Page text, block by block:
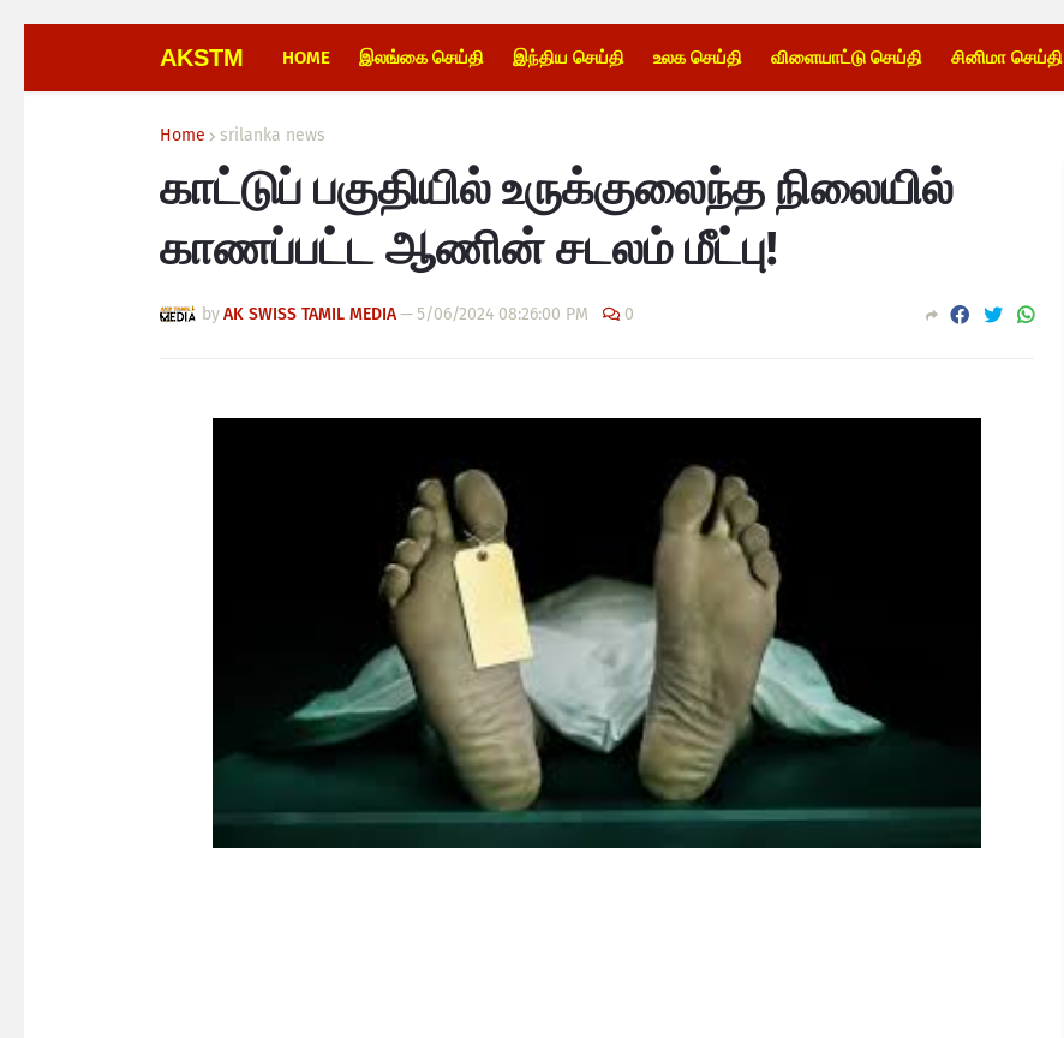
AKSTM HOME இலங்கை செய்தி இந்திய செய்தி உலக செய்தி விளையாட்டு செய்தி சினிமா செய்தி
Home srilanka news
காட்டுப் பகுதியில் உருக்குலைந்த நிலையில்
காணப்பட்ட ஆணின் சடலம் மீட்பு!
byAK SWISS TAMIL MEDIA—5/06/2024 08:26:00 PM 0